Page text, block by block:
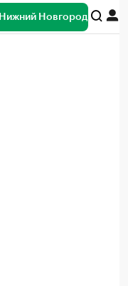
Нижний Новгород